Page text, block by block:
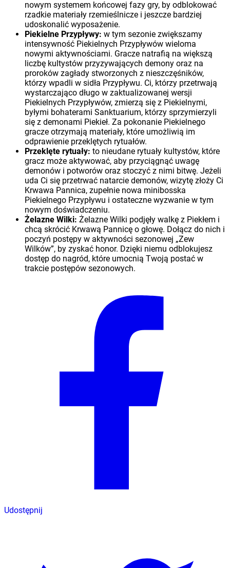
nowym systemem końcowej fazy gry, by odblokować
rzadkie materiały rzemieślnicze i jeszcze bardziej
udoskonalić wyposażenie.
Piekielne Przypływy: w tym sezonie zwiększamy
intensywność Piekielnych Przypływów wieloma
nowymi aktywnościami. Gracze natrafią na większą
liczbę kultystów przyzywających demony oraz na
proroków zagłady stworzonych z nieszczęśników,
którzy wpadli w sidła Przypływu. Ci, którzy przetrwają
wystarczająco długo w zaktualizowanej wersji
Piekielnych Przypływów, zmierzą się z Piekielnymi,
byłymi bohaterami Sanktuarium, którzy sprzymierzyli
się z demonami Piekieł. Za pokonanie Piekielnego
gracze otrzymają materiały, które umożliwią im
odprawienie przeklętych rytuałów.
Przeklęte rytuały: to nieudane rytuały kultystów, które
gracz może aktywować, aby przyciągnąć uwagę
demonów i potworów oraz stoczyć z nimi bitwę. Jeżeli
uda Ci się przetrwać natarcie demonów, wizytę złoży Ci
Krwawa Pannica, zupełnie nowa minibosska
Piekielnego Przypływu i ostateczne wyzwanie w tym
nowym doświadczeniu.
Żelazne Wilki: Żelazne Wilki podjęły walkę z Piekłem i
chcą skrócić Krwawą Pannicę o głowę. Dołącz do nich i
poczyń postępy w aktywności sezonowej „Zew
Wilków”, by zyskać honor. Dzięki niemu odblokujesz
dostęp do nagród, które umocnią Twoją postać w
trakcie postępów sezonowych.
Udostępnij